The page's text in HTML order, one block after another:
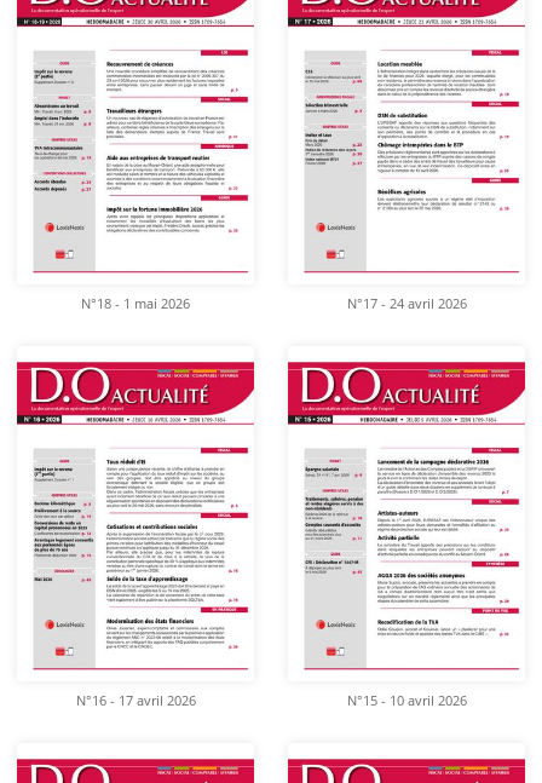
N°18 - 1 mai 2026 N°17 - 24 avril 2026
N°16 - 17 avril 2026 N°15 - 10 avril 2026